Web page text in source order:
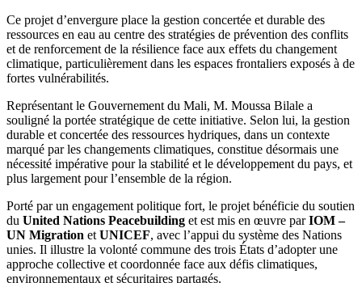
Ce projet d’envergure place la gestion concertée et durable des
ressources en eau au centre des stratégies de prévention des conflits
et de renforcement de la résilience face aux effets du changement
climatique, particulièrement dans les espaces frontaliers exposés à de
fortes vulnérabilités.
Représentant le Gouvernement du Mali, M. Moussa Bilale a
souligné la portée stratégique de cette initiative. Selon lui, la gestion
durable et concertée des ressources hydriques, dans un contexte
marqué par les changements climatiques, constitue désormais une
nécessité impérative pour la stabilité et le développement du pays, et
plus largement pour l’ensemble de la région.
Porté par un engagement politique fort, le projet bénéficie du soutien
du United Nations Peacebuilding et est mis en œuvre parIOM –
UN Migration et UNICEF, avec l’appui du système des Nations
unies. Il illustre la volonté commune des trois États d’adopter une
approche collective et coordonnée face aux défis climatiques,
environnementaux et sécuritaires partagés.